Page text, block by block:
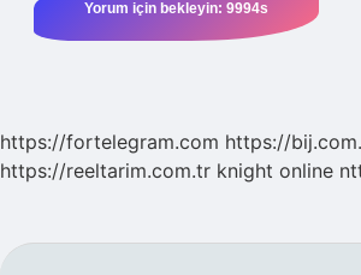
https://fortelegram.com https://
https://reeltarim.com.tr knight online